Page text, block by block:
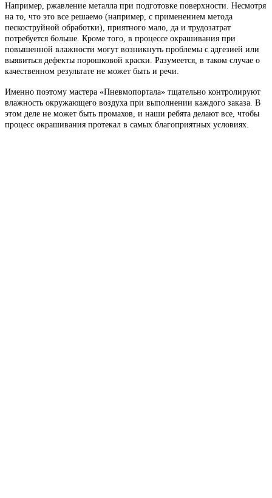
Например, ржавление металла при подготовке поверхности. Несмотря
на то, что это все решаемо (например, с применением метода
пескоструйной обработки), приятного мало, да и трудозатрат
потребуется больше. Кроме того, в процессе окрашивания при
повышенной влажности могут возникнуть проблемы с адгезией или
выявиться дефекты порошковой краски. Разумеется, в таком случае о
качественном результате не может быть и речи.
Именно поэтому мастера «Пневмопортала» тщательно контролируют
влажность окружающего воздуха при выполнении каждого заказа. В
этом деле не может быть промахов, и наши ребята делают все, чтобы
процесс окрашивания протекал в самых благоприятных условиях.